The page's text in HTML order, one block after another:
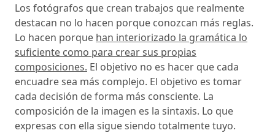
Los fotógrafos que crean trabajos que realmente
destacan no lo hacen porque conozcan más reglas.
Lo hacen porque han interiorizado la gramática lo
suficiente como para crear sus propias
composiciones. El objetivo no es hacer que cada
encuadre sea más complejo. El objetivo es tomar
cada decisión de forma más consciente. La
composición de la imagen es la sintaxis. Lo que
expresas con ella sigue siendo totalmente tuyo.